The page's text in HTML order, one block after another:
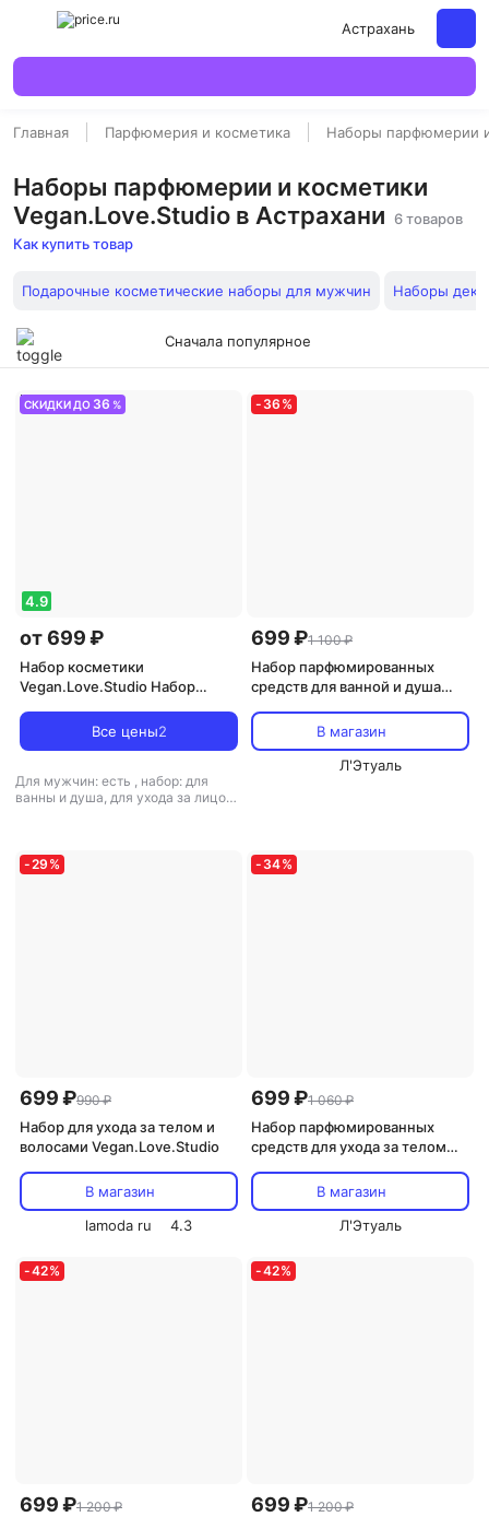
Астрахань
Главная Парфюмерия и косметика Наборы парфюмерии
Наборы парфюмерии и косметики
Vegan.Love.Studio в Астрахани 6 товаров
Как купить товар
Подарочные косметические наборы для мужчин Наборы
Сначала популярное
СКИДКИ ДО 36 %
4.9
от 699 ₽
Набор косметики
Vegan.Love.Studio Набор
для ванной и душа
Подарочный набор для
шампунь FOREST FRESHNESS
Все цены2
Для мужчин: есть , набор: для
ванны и душа, для ухода за лицом,
- 36 %
699 ₽1 100 ₽
Набор парфюмированных
средств для ванной и душа
Подарочный набор для
мужчин, древесный
цитрусовый аромат: гель для
В магазин
Л'Этуаль
-29 %
699 ₽990 ₽
Набор для ухода за телом и
волосами Vegan.Love.Studio
В магазин
lamoda ru
4.3
- 34%
699 ₽1 060 ₽
Набор парфюмированных
средств для ухода за телом
Подарочный набор: Гель для
душа + крем для рук и тела
Vanilla, Amber, Musk
В магазин
Л'Этуаль
-42%
699 ₽1 200 ₽
-42%
699 ₽1 200 ₽